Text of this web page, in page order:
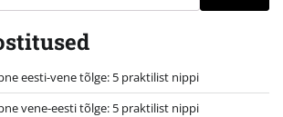
eesti-vene tõlge: 5 praktilist nippi
vene-eesti tõlge: 5 praktilist nippi